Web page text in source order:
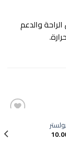
والدعم
Add to